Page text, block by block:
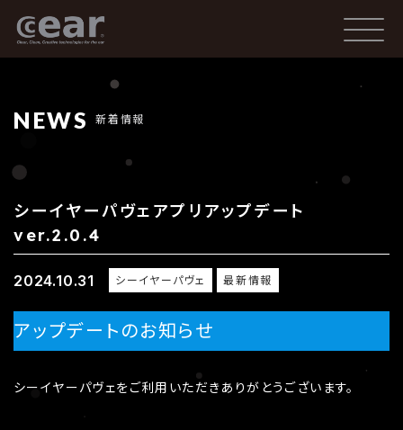
NEWS 新着情報
シーイヤーパヴェアプリアップデート
ver.2.0.4
2024.10.31 シーイヤーパヴェ 最新情報
アップデートのお知らせ
シーイヤーパヴェをご利用いただきありがとうございます。